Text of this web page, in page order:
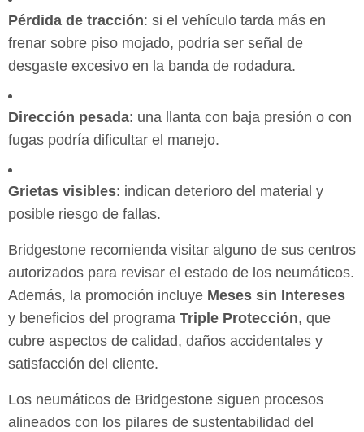
Pérdida de tracción: si el vehículo tarda más en
frenar sobre piso mojado, podría ser señal de
desgaste excesivo en la banda de rodadura.
Dirección pesada: una llanta con baja presión o con
fugas podría dificultar el manejo.
Grietas visibles: indican deterioro del material y
posible riesgo de fallas.
Bridgestone recomienda visitar alguno de sus centros
autorizados para revisar el estado de los neumáticos.
Además, la promoción incluye Meses sin Intereses
y beneficios del programa Triple Protección, que
cubre aspectos de calidad, daños accidentales y
satisfacción del cliente.
Los neumáticos de Bridgestone siguen procesos
alineados con los pilares de sustentabilidad del